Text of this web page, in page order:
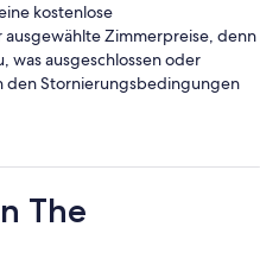
kostenlose
Zimmerpreise, denn
was ausgeschlossen oder
den Stornierungsbedingungen
The